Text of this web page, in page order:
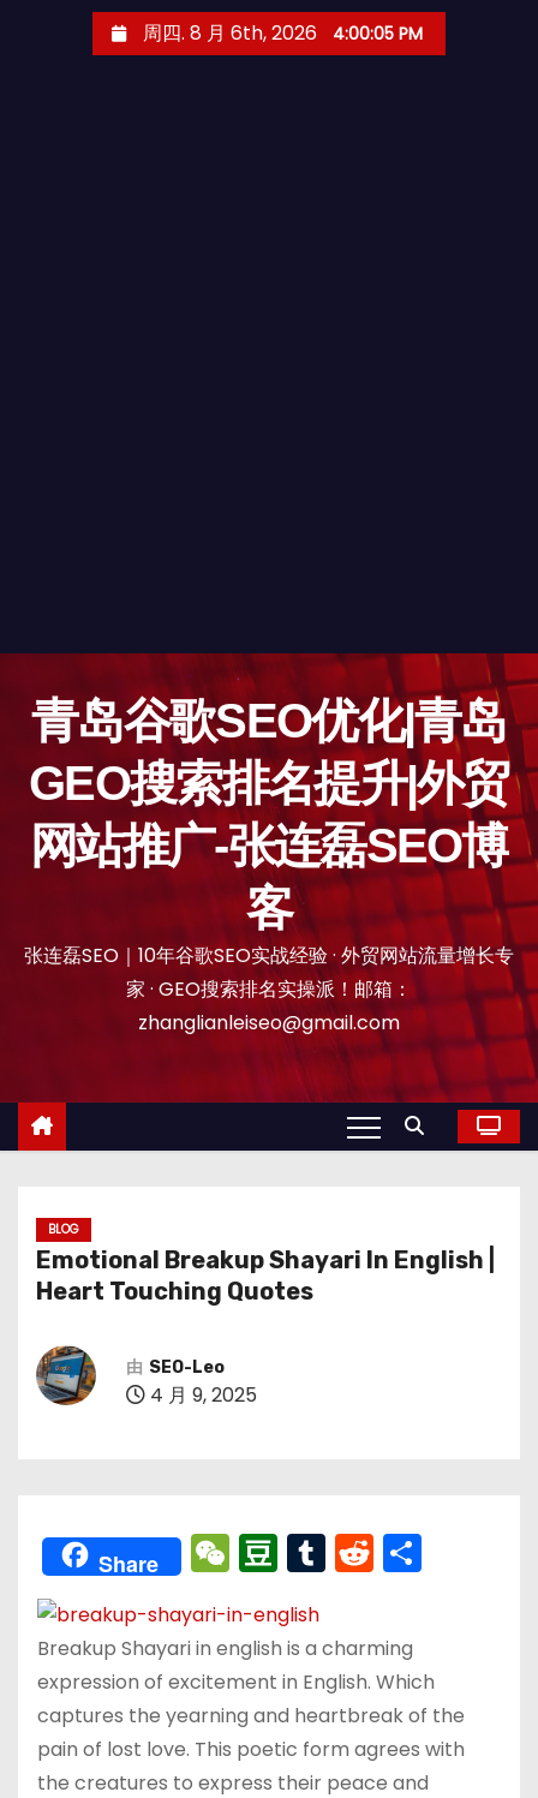
周四. 8 月 6th, 2026 4:00:07 PM
青岛谷歌SEO优化|青岛
GEO搜索排名提升|外贸
网站推广-张连磊SEO博
客
张连磊SEO｜10年谷歌SEO实战经验 · 外贸网站流量增长专
家 · GEO搜索排名实操派！邮箱：
zhanglianleiseo@gmail.com
BLOG
Emotional Breakup Shayari In English |
Heart Touching Quotes
由 SEO-Leo
4 月 9, 2025
Share W
e
C
h
a
t
D
o
u
b
a
n
T
u
m
bl
r
R
e
d
di
t
Breakup Shayari in english is a charming
expression of excitement in English. Which
captures the yearning and heartbreak of the
pain of lost love. This poetic form agrees with
the creatures to express their peace and